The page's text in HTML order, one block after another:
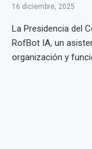
16 diciembre, 2025
La Presidencia del
RofBot IA, un
organización y